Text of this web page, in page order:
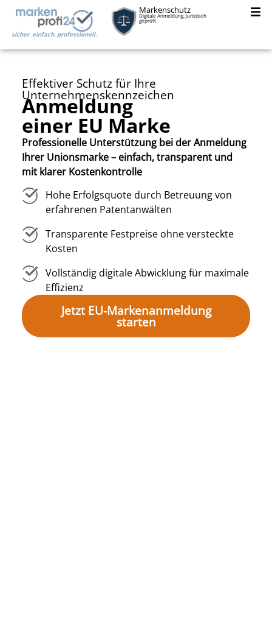
sicher. einfach. professionell.
Markenschutz
Digitale Anmeldung. Juristisch
geprüft.
Effektiver Schutz für Ihre
Unternehmenskennzeichen
Anmeldung
einer EU Marke
Professionelle Unterstützung bei der Anmeldung
Ihrer Unionsmarke – einfach, transparent und
mit klarer Kostenkontrolle
Hohe Erfolgsquote durch Betreuung von
erfahrenen Patentanwälten
Transparente Festpreise ohne versteckte
Kosten
Vollständig digitale Abwicklung für maximale
Effizienz
Jetzt EU-Markenanmeldung
starten